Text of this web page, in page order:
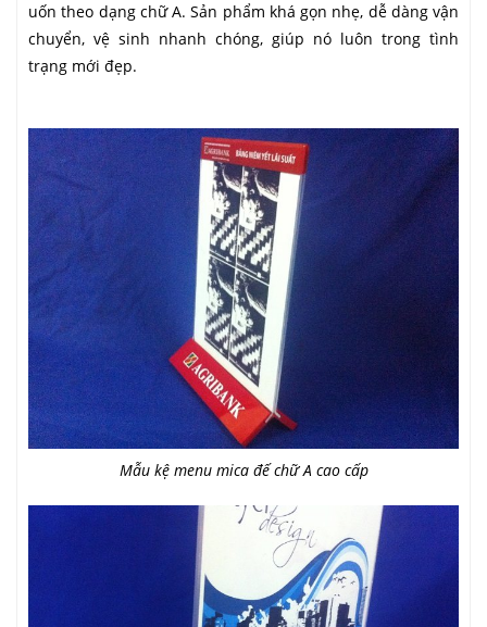
uốn theo dạng chữ A. Sản phẩm khá gọn nhẹ, dễ dàng vận
chuyển, vệ sinh nhanh chóng, giúp nó luôn trong tình
trạng mới đẹp.
Mẫu kệ menu mica đế chữ A cao cấp